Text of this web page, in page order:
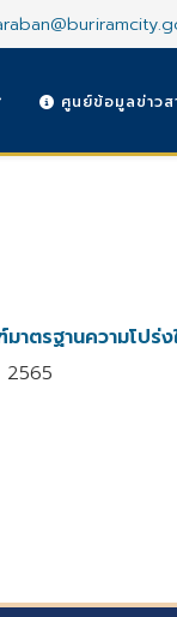
ศูนย์ข้อมูลข่าวส
าตรฐานความโปร่ง
2565